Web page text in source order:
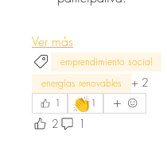
Ver más
emprendimiento social
energías renovables
+ 2
1 👏 1
2 1